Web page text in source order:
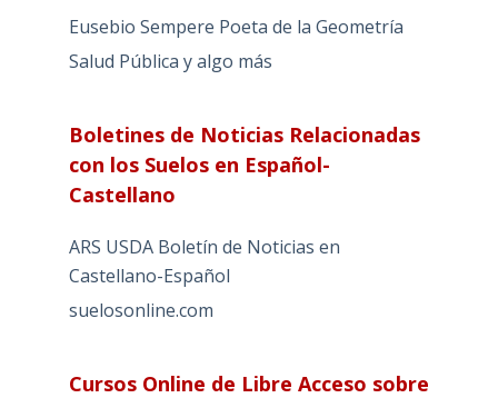
Eusebio Sempere Poeta de la Geometría
Salud Pública y algo más
Boletines de Noticias Relacionadas
con los Suelos en Español-
Castellano
ARS USDA Boletín de Noticias en
Castellano-Español
suelosonline.com
Cursos Online de Libre Acceso sobre